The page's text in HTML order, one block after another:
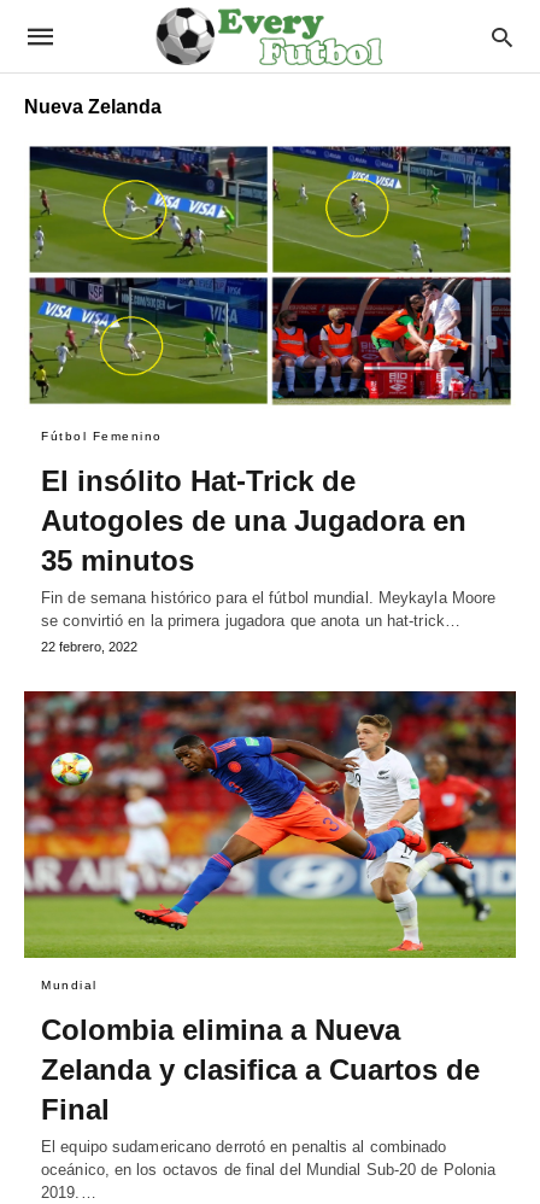
Nueva Zelanda
Fútbol Femenino
El insólito Hat-Trick de
Autogoles de una Jugadora en
35 minutos
Fin de semana histórico para el fútbol mundial. Meykayla Moore
se convirtió en la primera jugadora que anota un hat-trick…
22 febrero, 2022
Mundial
Colombia elimina a Nueva
Zelanda y clasifica a Cuartos de
Final
El equipo sudamericano derrotó en penaltis al combinado
oceánico, en los octavos de final del Mundial Sub-20 de Polonia
2019.…